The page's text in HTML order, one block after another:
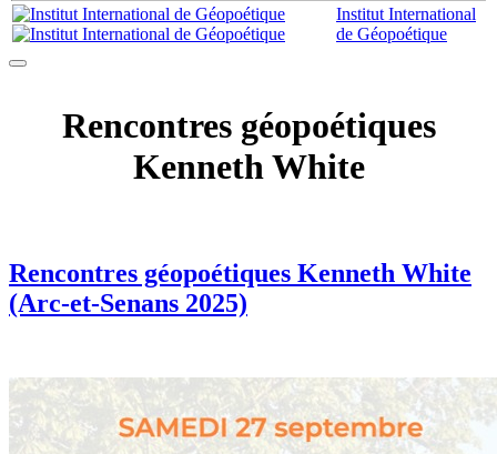
Institut International
de Géopoétique
Rencontres géopoétiques
Kenneth White
Rencontres géopoétiques Kenneth White
(Arc-et-Senans 2025)